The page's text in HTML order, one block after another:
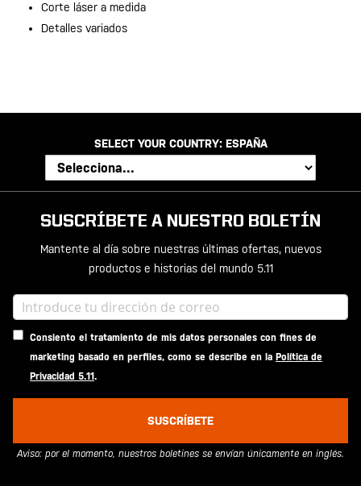
Corte láser a medida
Detalles variados
SELECT YOUR COUNTRY: ESPAÑA
SUSCRÍBETE A NUESTRO BOLETÍN
Mantente al día sobre nuestras últimas ofertas, nuevos
productos e historias del mundo 5.11
Consiento el tratamiento de mis datos personales con fines de
marketing basado en perfiles, como se describe en la Política de
Privacidad 5.11.
SUSCRÍBETE
Aviso: por el momento, nuestros boletines se envían únicamente en inglés.